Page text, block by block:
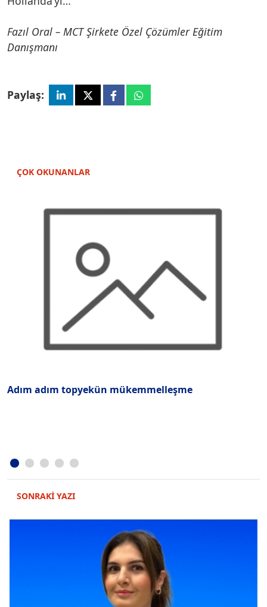
Fazıl Oral – MCT Şirkete Özel Çözümler Eğitim
Danışmanı
Paylaş:
ÇOK OKUNANLAR
Adım adım topyekün mükemmelleşme
SONRAKİ YAZI